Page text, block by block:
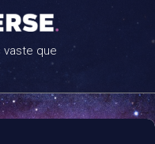
vaste que